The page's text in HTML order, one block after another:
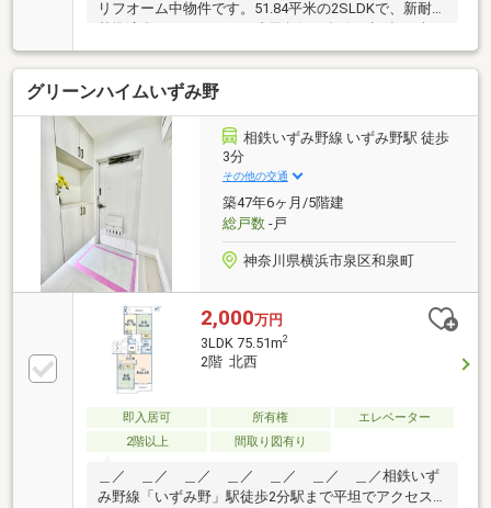
リフオーム中物件です。51.84平米の2SLDKで、新耐震
野線、横浜市営地下鉄ブルーラインの3路線が利用可
能です。室内は食洗機や浴室乾燥機など、快適な生活
を支える充実の設備が整っています。収納力のあるサ
ービスルームを備え、お部屋をすっきり保てます。周
辺にはダイエーやコンビニ、ドラッグストアなど生活
を彩る施設が充実しており、毎日の買い物にも大変便
利。通勤・通学から休日のレジャーまで、アクティブ
で充実したライフスタイルを実現する住環境がここに
あります。
グリーンハイムいずみ野
相鉄いずみ野線 いずみ野駅 徒歩
3分
その他の交通
築47年6ヶ月/5階建
総戸数-戸
神奈川県横浜市泉区和泉町
2,000万円
3LDK 75.51m2
2階 北西
即入居可 所有権
エレベーター
2階以上
間取り図有り
＿／ ＿／ ＿／ ＿／ ＿／ ＿／ ＿／相鉄いず
み野線「いずみ野」駅徒歩2分駅まで平坦でアクセス